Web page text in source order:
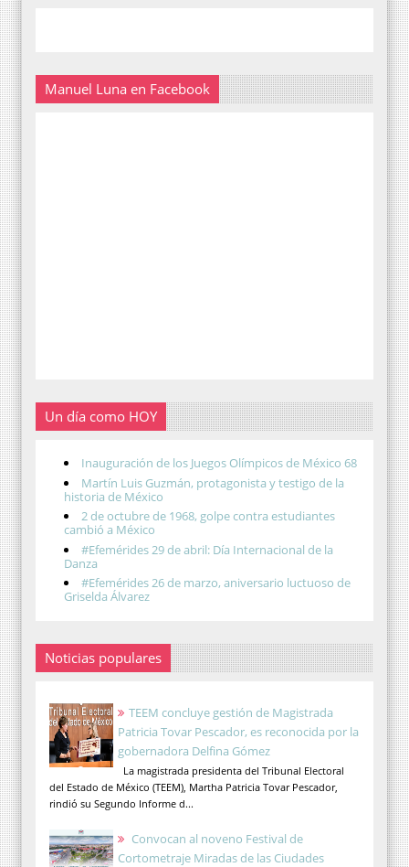
Manuel Luna en Facebook
Un día como HOY
Inauguración de los Juegos Olímpicos de México 68
Martín Luis Guzmán, protagonista y testigo de la
historia de México
2 de octubre de 1968, golpe contra estudiantes
cambió a México
#Efemérides 29 de abril: Día Internacional de la
Danza
#Efemérides 26 de marzo, aniversario luctuoso de
Griselda Álvarez
Noticias populares
TEEM concluye gestión de Magistrada
Patricia Tovar Pescador, es reconocida por la
gobernadora Delfina Gómez
La magistrada presidenta del Tribunal Electoral
del Estado de México (TEEM), Martha Patricia Tovar Pescador,
rindió su Segundo Informe d...
Convocan al noveno Festival de
Cortometraje Miradas de las Ciudades